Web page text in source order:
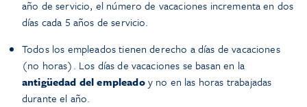
año de servicio, el número de vacaciones incrementa en dos
días cada 5 años de servicio.
Todos los empleados tienen derecho a días de vacaciones
(no horas). Los días de vacaciones se basan en la
antigüedad del empleadoy no en las horas trabajadas
durante el año.